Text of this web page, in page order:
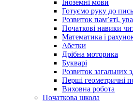
Іноземні мови
Готуємо руку до
Розвиток пам’яті,
Початкові навики
Математика і
Абетки
Дрібна моторика
Букварі
Розвиток загальних
Перші геометричні
Виховна робота
Початкова школа